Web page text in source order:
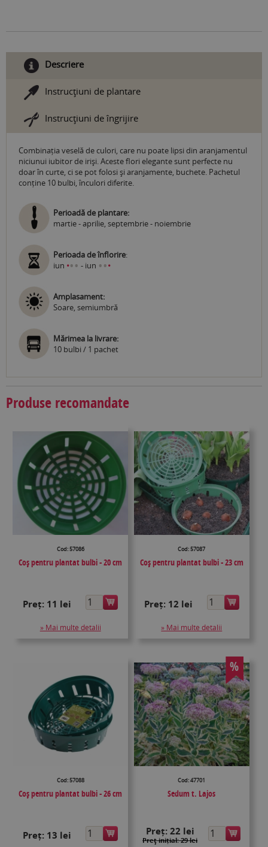
Descriere
Instrucţiuni de plantare
Instrucţiuni de îngrijire
Combinația veselă de culori, care nu poate lipsi din aranjamentul
niciunui iubitor de iriși. Aceste flori elegante sunt perfecte nu
doar în curte, ci se pot folosi și aranjamente, buchete. Pachetul
conține 10 bulbi, înculori diferite.
Perioadă de plantare:
martie - aprilie, septembrie - noiembrie
Perioada de înflorire:
iun ••• - iun •••
Amplasament:
Soare, semiumbră
Mărimea la livrare:
10 bulbi / 1 pachet
Produse recomandate
Cod: 57086
Coș pentru plantat bulbi - 20 cm
Preț: 11 lei
» Mai multe detalii
Cod: 57087
Coș pentru plantat bulbi - 23 cm
Preț: 12 lei
» Mai multe detalii
Cod: 57088
Coș pentru plantat bulbi - 26 cm
Preț: 13 lei
%
Cod: 47701
Sedum t. Lajos
Preț: 22 lei
Preţ inițial: 29 lei